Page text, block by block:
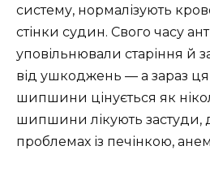
систему, нормалізують
стінки судин. Свого часу
уповільнювали старіння й
від ушкоджень — а зараз ця
шипшини цінується як
шипшини лікують застуди,
проблемах із печінкою,